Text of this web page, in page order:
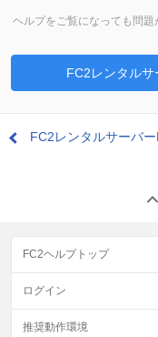
ヘルプをご覧になっても問
FC2レンタル
FC2レンタルサーバ
FC2ヘルプトップ
ログイン
推奨動作環境